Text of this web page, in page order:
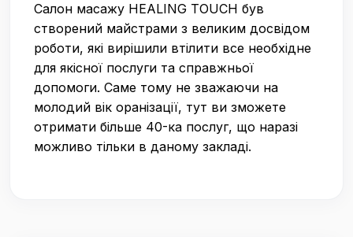
Салон масажу HEALING TOUCH був
створений майстрами з великим досвідом
роботи, які вирішили втілити все необхідне
для якісної послуги та справжньої
допомоги. Саме тому не зважаючи на
молодий вік оранізації, тут ви зможете
отримати більше 40-ка послуг, що наразі
можливо тільки в даному закладі.